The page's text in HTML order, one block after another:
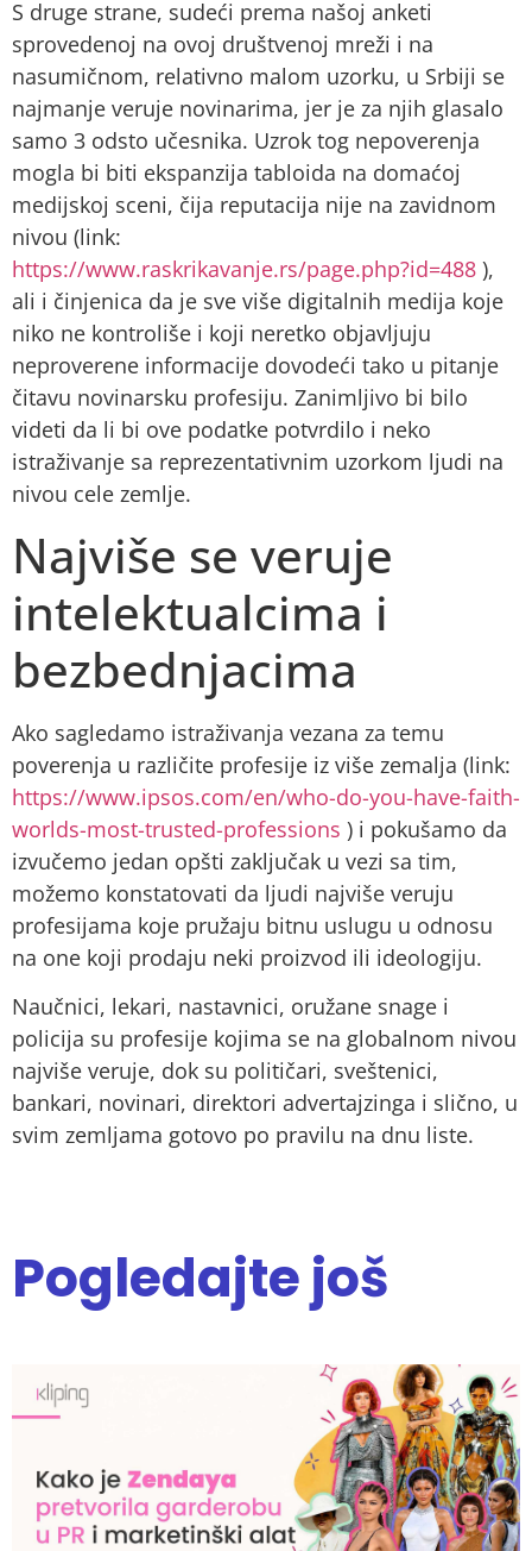
S druge strane, sudeći prema našoj anketi
sprovedenoj na ovoj društvenoj mreži i na
nasumičnom, relativno malom uzorku, u Srbiji se
najmanje veruje novinarima, jer je za njih glasalo
samo 3 odsto učesnika. Uzrok tog nepoverenja
mogla bi biti ekspanzija tabloida na domaćoj
medijskoj sceni, čija reputacija nije na zavidnom
nivou (link:
https://www.raskrikavanje.rs/page.php?id=488 ),
ali i činjenica da je sve više digitalnih medija koje
niko ne kontroliše i koji neretko objavljuju
neproverene informacije dovodeći tako u pitanje
čitavu novinarsku profesiju. Zanimljivo bi bilo
videti da li bi ove podatke potvrdilo i neko
istraživanje sa reprezentativnim uzorkom ljudi na
nivou cele zemlje.
Najviše se veruje
intelektualcima i
bezbednjacima
Ako sagledamo istraživanja vezana za temu
poverenja u različite profesije iz više zemalja (link:
https://www.ipsos.com/en/who-do-you-have-faith-
worlds-most-trusted-professions ) i pokušamo da
izvučemo jedan opšti zaključak u vezi sa tim,
možemo konstatovati da ljudi najviše veruju
profesijama koje pružaju bitnu uslugu u odnosu
na one koji prodaju neki proizvod ili ideologiju.
Naučnici, lekari, nastavnici, oružane snage i
policija su profesije kojima se na globalnom nivou
najviše veruje, dok su političari, sveštenici,
bankari, novinari, direktori advertajzinga i slično, u
svim zemljama gotovo po pravilu na dnu liste.
Pogledajte još